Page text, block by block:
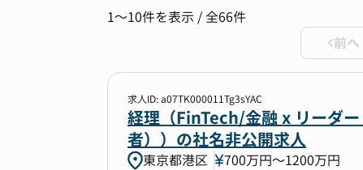
1〜10件を表示 / 全66件
前へ
求人ID: a07TK000011Tg3sYAC
経理（FinTech/金融 x リーダ
者））の社名非公開求人
東京都港区 700万円〜1200万円